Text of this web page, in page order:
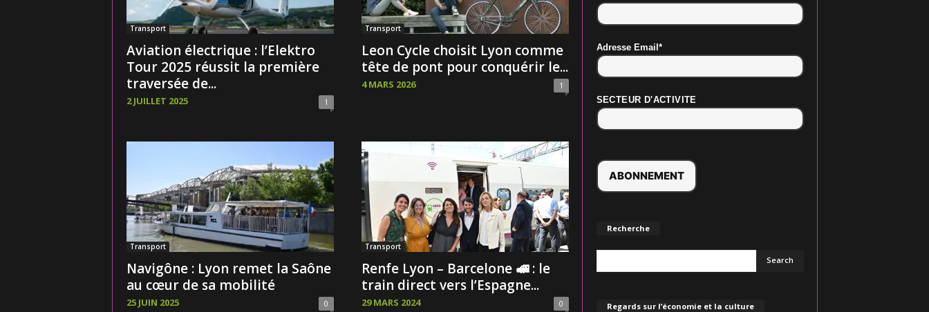
Transport
Aviation électrique : l’Elektro
Tour 2025 réussit la première
traversée de...
2 JUILLET 2025 1
Transport
Leon Cycle choisit Lyon comme
tête de pont pour conquérir le...
4 MARS 2026 1
Transport
Navigône : Lyon remet la Saône
au cœur de sa mobilité
25 JUIN 2025 0
Transport
Renfe Lyon – Barcelone 🚅 : le
train direct vers l’Espagne...
29 MARS 2024 0
Adresse Email*
SECTEUR D'ACTIVITE
Recherche
Regards sur l’économie et la culture